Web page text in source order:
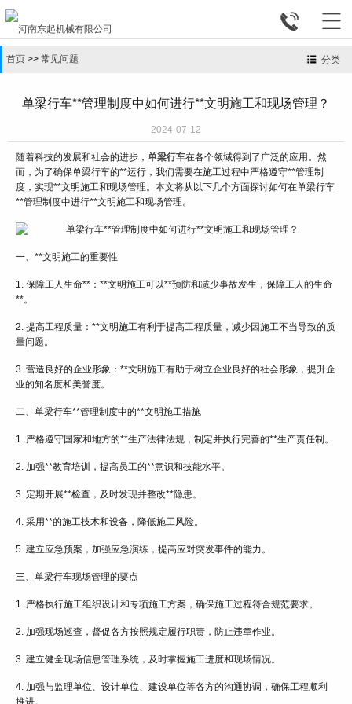


分类
首页 >> 常见问题
单梁行车**管理制度中如何进行**文明施工和现场管理？
2024-07-12
随着科技的发展和社会的进步， 单梁行车在各个领域得到了广泛的应用。然
而，为了确保单梁行车的**运行，我们需要在施工过程中严格遵守**管理制
度，实现**文明施工和现场管理。本文将从以下几个方面探讨如何在单梁行车
**管理制度中进行**文明施工和现场管理。
一、**文明施工的重要性
1. 保障工人生命**：**文明施工可以**预防和减少事故发生，保障工人的生命
**。
2. 提高工程质量：**文明施工有利于提高工程质量，减少因施工不当导致的质
量问题。
3. 营造良好的企业形象：**文明施工有助于树立企业良好的社会形象，提升企
业的知名度和美誉度。
二、单梁行车**管理制度中的**文明施工措施
1. 严格遵守国家和地方的**生产法律法规，制定并执行完善的**生产责任制。
2. 加强**教育培训，提高员工的**意识和技能水平。
3. 定期开展**检查，及时发现并整改**隐患。
4. 采用**的施工技术和设备，降低施工风险。
5. 建立应急预案，加强应急演练，提高应对突发事件的能力。
三、单梁行车现场管理的要点
1. 严格执行施工组织设计和专项施工方案，确保施工过程符合规范要求。
2. 加强现场巡查，督促各方按照规定履行职责，防止违章作业。
3. 建立健全现场信息管理系统，及时掌握施工进度和现场情况。
4. 加强与监理单位、设计单位、建设单位等各方的沟通协调，确保工程顺利